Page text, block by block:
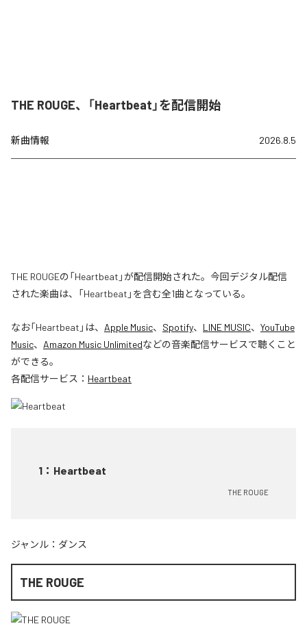
THE ROUGE、「Heartbeat」を配信開始
新曲情報 2026.8.5
THE ROUGEの「Heartbeat」が配信開始された。今回デジタル配信
された楽曲は、「Heartbeat」を含む全1曲となっている。
なお「Heartbeat 」は、 Apple Music、 Spotify、 LINE MUSIC、 YouTube
Music、 Amazon Music Unlimitedなどの音楽配信サービスで聴くこと
ができる。
各配信サービス： Heartbeat
1 ： Heartbeat
THE ROUGE
ジャンル： ダンス
THE ROUGE